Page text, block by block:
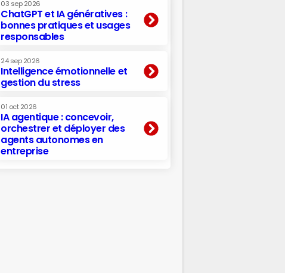
03 sep 2026
ChatGPT et IA génératives :
bonnes pratiques et usages
responsables
24 sep 2026
Intelligence émotionnelle et
gestion du stress
01 oct 2026
IA agentique : concevoir,
orchestrer et déployer des
agents autonomes en
entreprise